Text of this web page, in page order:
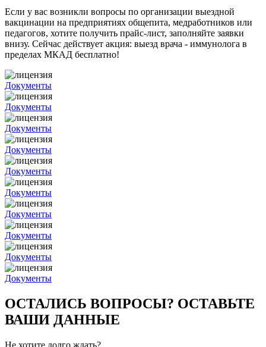
Если у вас возникли вопросы по организации выездной
вакцинации на предприятиях общепита, медработников или
педагогов, хотите получить прайс-лист, заполняйте заявки
внизу. Сейчас действует акция: выезд врача - иммунолога в
пределах МКАД бесплатно!
Документы
Документы
Документы
Документы
Документы
Документы
Документы
Документы
Документы
Документы
ОСТАЛИСЬ ВОПРОСЫ? ОСТАВЬТЕ
ВАШИ ДАННЫЕ